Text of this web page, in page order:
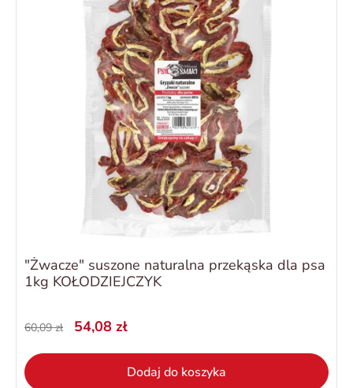
"Żwacze" suszone naturalna przekąska dla psa
1kg KOŁODZIEJCZYK
60,09 zł 54,08 zł
Dodaj do koszyka